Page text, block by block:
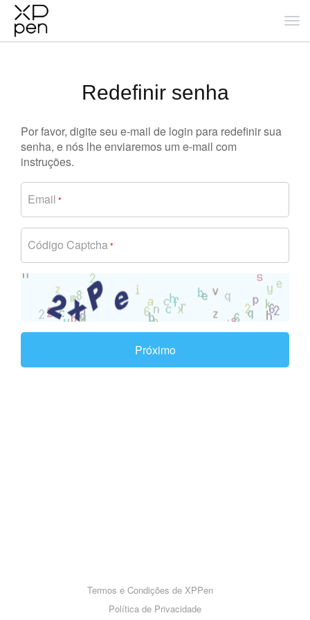
Redefinir senha
Por favor, digite seu e-mail de login para redefinir sua
senha, e nós lhe enviaremos um e-mail com
instruções.
Email *
Código Captcha*
Próximo
Termos e Condições de XPPen
Política de Privacidade